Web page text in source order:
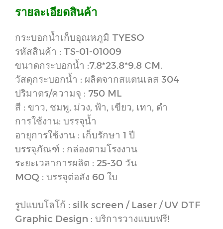
รายละเอียดสินค้า
กระบอกน้ำเก็บอุณหภูมิ TYESO
รหัสสินค้า : TS-01-01009
ขนาดกระบอกน้ำ :7.8*23.8*9.8 CM.
วัสดุกระบอกน้ำ : ผลิตจากสแตนเลส 304
ปริมาตร/ความจุ : 750 ML
สี : ขาว, ชมพู, ม่วง, ฟ้า, เขียว, เทา, ดำ
การใช้งาน: บรรจุน้ำ
อายุการใช้งาน : เก็บรักษา 1 ปี
บรรจุภัณฑ์ : กล่องตามโรงงาน
ระยะเวลาการผลิต : 25-30 วัน
MOQ : บรรจุต่อลัง 60 ใบ
รูปแบบโลโก้ : silk screen / Laser / UV DTF
Graphic Design : บริการวางแบบฟรี!